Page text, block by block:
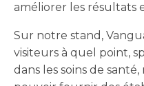
améliorer les résultats
Sur notre stand,
visiteurs à quel point,
dans les soins de